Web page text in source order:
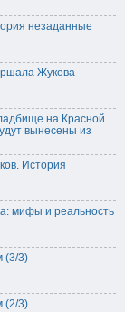
незаданные
Жукова
на Красной
вынесены из
История
мифы и реальность
(3/3)
(2/3)